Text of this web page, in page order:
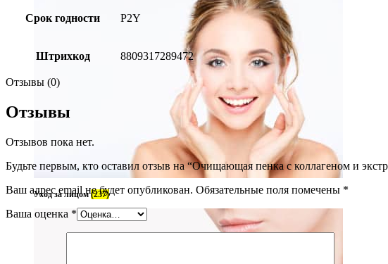
Уход за лицом(237)
Срок годности P2Y
Штрихкод 8809317289472
Отзывы (0)
Отзывы
Отзывов пока нет.
Будьте первым, кто оставил отзыв на “Очищающая пенка с коллагеном и
Ваш адрес email не будет опубликован. Обязательные поля помечены *
Ваша оценка *